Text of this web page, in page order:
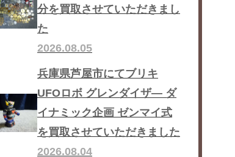
分を買取させていただきまし
た
2026.08.05
兵庫県芦屋市にてブリキ
UFOロボ グレンダイザ― ダ
イナミック企画 ゼンマイ式
を買取させていただきました
2026.08.04